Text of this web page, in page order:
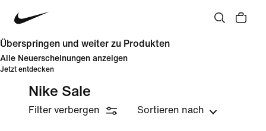
Überspringen und weiter zu Produkten
Alle Neuerscheinungen anzeigen
Jetzt entdecken
Nike Sale
Filter verbergen Sortieren nach